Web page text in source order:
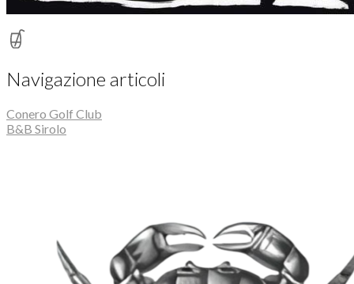
Navigazione articoli
Conero Golf Club
B&B Sirolo